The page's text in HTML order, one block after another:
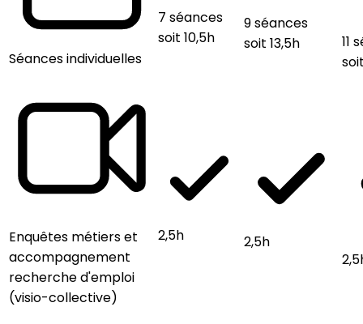
Séances individuelles
7 séances
soit 10,5h
9 séances
soit 13,5h
11
Enquêtes métiers et
accompagnement
recherche d'emploi
(visio-collective)
2,5h
2,5h